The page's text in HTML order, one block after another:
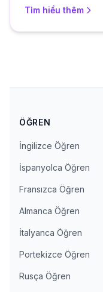
Tìm hiểu thêm
ÖĞREN
İngilizce Öğren
İspanyolca Öğren
Fransızca Öğren
Almanca Öğren
İtalyanca Öğren
Portekizce Öğren
Rusça Öğren